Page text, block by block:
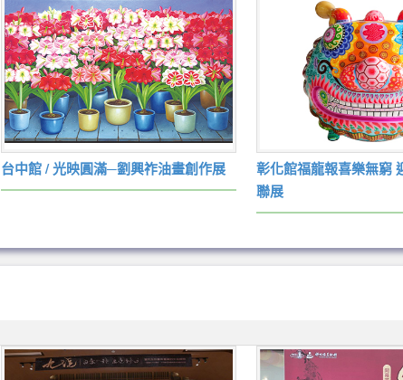
台中館 / 光映圓滿─劉興祚油畫創作展
彰化館福龍報喜樂無窮
聯展